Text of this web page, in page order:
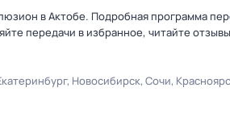
в Актобе. Подробная программа
передачи в избранное, читайте отзывы
Новосибирск Сочи